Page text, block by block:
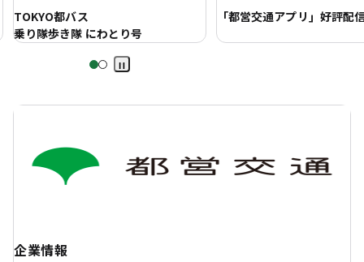
「都営交通アプリ」好評配信中！
TOKYO都バス
乗り隊歩き隊 にわとり号
e
企業情報